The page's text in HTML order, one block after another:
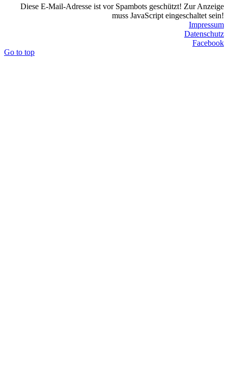
Diese E-Mail-Adresse ist vor Spambots geschützt! Zur Anzeige
muss JavaScript eingeschaltet sein!
Impressum
Datenschutz
Facebook
Go to top